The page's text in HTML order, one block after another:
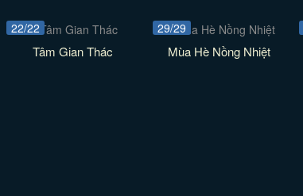
22/22
Tâm Gian Thác
29/29
Mùa Hè Nồng Nhiệt